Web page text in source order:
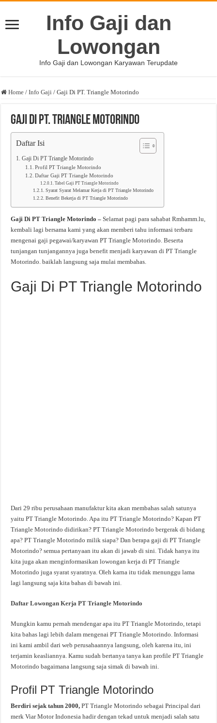
Info Gaji dan
Lowongan
Info Gaji dan Lowongan Karyawan Terupdate
Home / Info Gaji / Gaji Di PT. Triangle Motorindo
Gaji Di PT. Triangle Motorindo
Daftar Isi
Gaji Di PT Triangle Motorindo
Profil PT Triangle Motorindo
Daftar Gaji PT Triangle Motorindo
Tabel Gaji PT Triangle Motorindo
Syarat Syarat Melamar Kerja di PT Triangle Motorindo
Benefit Bekerja di PT Triangle Motorindo
Gaji Di PT Triangle Motorindo –Selamat pagi para sahabat Rmhamm.lu,
kembali lagi bersama kami yang akan memberi tahu informasi terbaru
mengenai gaji pegawai/karyawan PT Triangle Motorindo. Beserta
tunjangan tunjangannya juga benefit menjadi karyawan di PT Triangle
Motorindo. baiklah langsung saja mulai membahas.
Gaji Di PT Triangle Motorindo
Dari 29 ribu perusahaan manufaktur kita akan membahas salah satunya
yaitu PT Triangle Motorindo. Apa itu PT Triangle Motorindo? Kapan PT
Triangle Motorindo didirikan? PT Triangle Motorindo bergerak di bidang
apa? PT Triangle Motorindo milik siapa? Dan berapa gaji di PT Triangle
Motorindo? semua pertanyaan itu akan di jawab di sini. Tidak hanya itu
kita juga akan menginformasikan lowongan kerja di PT Triangle
Motorindo juga syarat syaratnya. Oleh karna itu tidak menunggu lama
lagi langsung saja kita bahas di bawah ini.
Daftar Lowongan Kerja PT Triangle Motorindo
Mungkin kamu pernah mendengar apa itu PT Triangle Motorindo, tetapi
kita bahas lagi lebih dalam mengenai PT Triangle Motorindo. Informasi
ini kami ambil dari web perusahaannya langsung, oleh karena itu, ini
terjamin keasliannya. Kamu sudah bertanya tanya kan profile PT Triangle
Motorindo bagaimana langsung saja simak di bawah ini.
Profil PT Triangle Motorindo
Berdiri sejak tahun 2000,PT Triangle Motorindo sebagai Principal dari
merk Viar Motor Indonesia hadir dengan tekad untuk menjadi salah satu